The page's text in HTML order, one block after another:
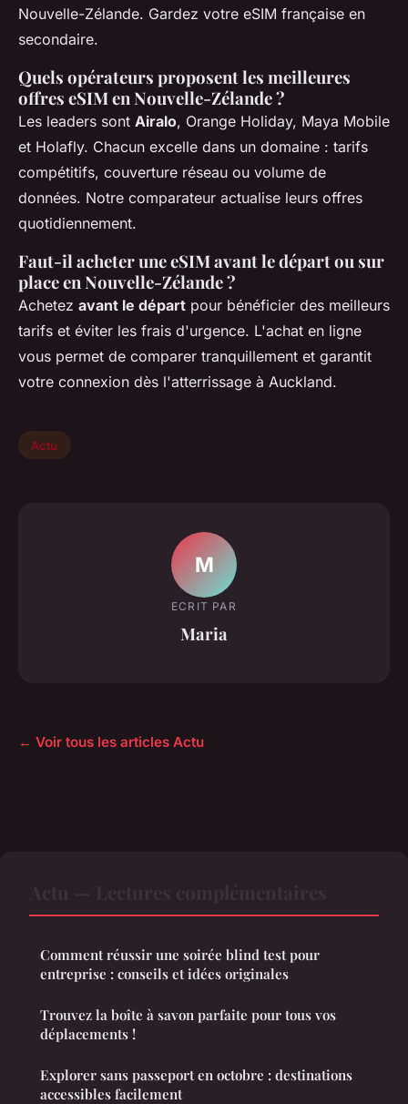
Nouvelle-Zélande. Gardez votre eSIM française en
secondaire.
Quels opérateurs proposent les meilleures
offres eSIM en Nouvelle-Zélande ?
Les leaders sont Airalo, Orange Holiday, Maya Mobile
et Holafly. Chacun excelle dans un domaine : tarifs
compétitifs, couverture réseau ou volume de
données. Notre comparateur actualise leurs offres
quotidiennement.
Faut-il acheter une eSIM avant le départ ou sur
place en Nouvelle-Zélande ?
Achetez avant le départ pour bénéficier des meilleurs
tarifs et éviter les frais d'urgence. L'achat en ligne
vous permet de comparer tranquillement et garantit
votre connexion dès l'atterrissage à Auckland.
Actu
M
ECRIT PAR
Maria
← Voir tous les articles Actu
Comment réussir une soirée blind test pour
entreprise : conseils et idées originales
Trouvez la boîte à savon parfaite pour tous vos
déplacements !
Explorer sans passeport en octobre : destinations
accessibles facilement